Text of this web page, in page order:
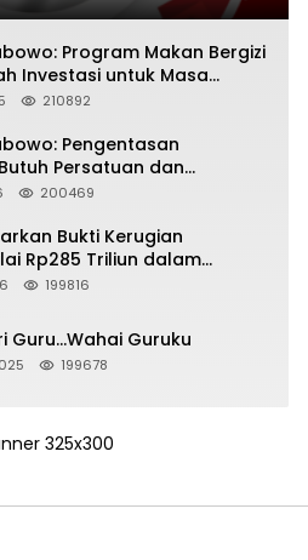
Program Makan Bergizi
Investasi untuk Masa
210892
Pengentasan
Persatuan dan
yang Bertanggung Jawab
200469
Bukti Kerugian
Rp285 Triliun dalam
PT Pertamina
199816
Guru…Wahai Guruku
199678